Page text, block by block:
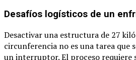
Desafíos logísticos de un
Desactivar una estructura de 27
circunferencia no es una tarea que
un interruptor. El proceso requiere